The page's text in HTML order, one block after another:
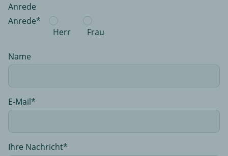
Anrede
Anrede*
Herr
Frau
Name
E-Mail
Ihre Nachricht